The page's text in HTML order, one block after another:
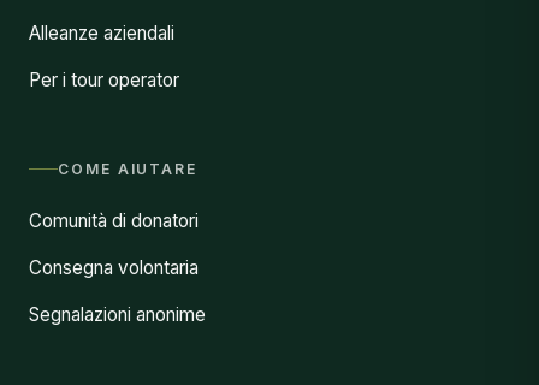
Alleanze aziendali
Per i tour operator
COME AIUTARE
Comunità di donatori
Consegna volontaria
Segnalazioni anonime